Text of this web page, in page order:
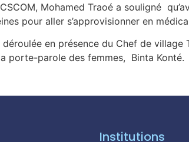
Mohamed Traoé a souligné
pour aller s’approvisionner en
déroulée en présence du Chef de
porte-parole des femmes, Binta Konté.
Institutions